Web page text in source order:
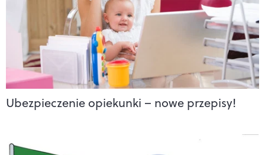
Ubezpieczenie opiekunki – nowe przepisy!